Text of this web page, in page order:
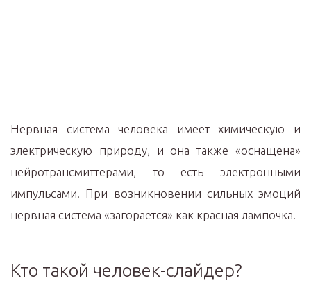
Нервная система человека имеет химическую и
электрическую природу, и она также «оснащена»
нейротрансмиттерами, то есть электронными
импульсами. При возникновении сильных эмоций
нервная система «загорается» как красная лампочка.
Кто такой человек-слайдер?